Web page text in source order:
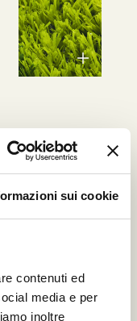
sui cookie
contenuti ed
media e per
inoltre